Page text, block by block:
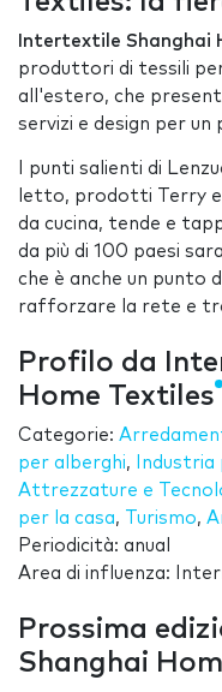
Intertextile Shanghai
produttori di tessili
all'estero, che
servizi e design per
I punti salienti di
letto, prodotti Terry e
da cucina, tende e
da più di 100 paesi
che è anche un punto
rafforzare la rete e
Profilo da
Home Textiles
Categorie:
per alberghi, Industria
Attrezzature e
per la casa, Turismo,
Periodicità: anual
Area di influenza:
Prossima
Shanghai